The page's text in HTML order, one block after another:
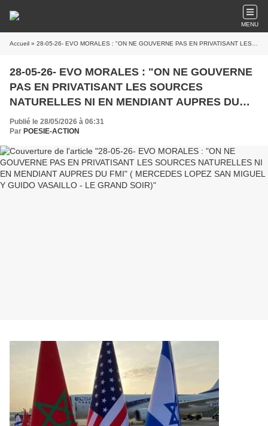
MENU
Accueil » 28-05-26- EVO MORALES : "ON NE GOUVERNE PAS EN PRIVATISANT LES SOURCES NATURELLES NI EN MENDIANT AUPRES DU FMI" ( MERCEDES LOPEZ SAN MIGUEL Y GUIDO VASAILLO - LE GRAND SOIR)
28-05-26- EVO MORALES : "ON NE GOUVERNE
PAS EN PRIVATISANT LES SOURCES
NATURELLES NI EN MENDIANT AUPRES DU
FMI" ( MERCEDES LOPEZ SAN MIGUEL Y
GUIDO VASAILLO - LE GRAND SOIR)
Publié le 28/05/2026 à 06:31
Par POESIE-ACTION